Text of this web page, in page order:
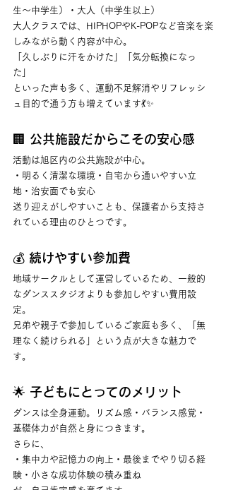
生〜中学生）・大人（中学生以上）
大人クラスでは、HIPHOPやK-POPなど音楽を楽
しみながら動く内容が中心。
「久しぶりに汗をかけた」「気分転換になっ
た」
といった声も多く、運動不足解消やリフレッシ
ュ目的で通う方も増えています💃✨
🏢 公共施設だからこその安心感
活動は旭区内の公共施設が中心。
・明るく清潔な環境・自宅から通いやすい立
地・治安面でも安心
送り迎えがしやすいことも、保護者から支持さ
れている理由のひとつです。
💰 続けやすい参加費
地域サークルとして運営しているため、一般的
なダンススタジオよりも参加しやすい費用設
定。
兄弟や親子で参加しているご家庭も多く、「無
理なく続けられる」という点が大きな魅力で
す。
🌟 子どもにとってのメリット
ダンスは全身運動。リズム感・バランス感覚・
基礎体力が自然と身につきます。
さらに、
・集中力や記憶力の向上・最後までやり切る経
験・小さな成功体験の積み重ね